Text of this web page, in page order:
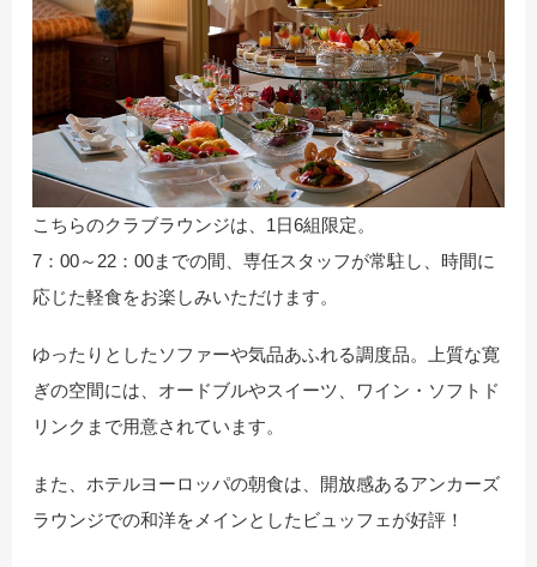
こちらのクラブラウンジは、1日6組限定。
7：00～22：00までの間、専任スタッフが常駐し、時間に
応じた軽食をお楽しみいただけます。
ゆったりとしたソファーや気品あふれる調度品。上質な寛
ぎの空間には、オードブルやスイーツ、ワイン・ソフトド
リンクまで用意されています。
また、ホテルヨーロッパの朝食は、開放感あるアンカーズ
ラウンジでの和洋をメインとしたビュッフェが好評！